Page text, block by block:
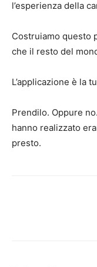
l’esperienza della
Costruiamo questo
che il resto del
L’applicazione è la
Prendilo. Oppure
hanno realizzato
presto.